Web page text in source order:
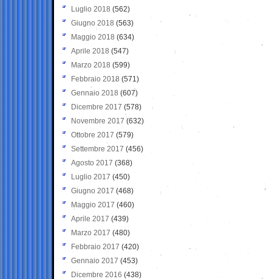
Luglio 2018 (562)
Giugno 2018 (563)
Maggio 2018 (634)
Aprile 2018 (547)
Marzo 2018 (599)
Febbraio 2018 (571)
Gennaio 2018 (607)
Dicembre 2017 (578)
Novembre 2017 (632)
Ottobre 2017 (579)
Settembre 2017 (456)
Agosto 2017 (368)
Luglio 2017 (450)
Giugno 2017 (468)
Maggio 2017 (460)
Aprile 2017 (439)
Marzo 2017 (480)
Febbraio 2017 (420)
Gennaio 2017 (453)
Dicembre 2016 (438)